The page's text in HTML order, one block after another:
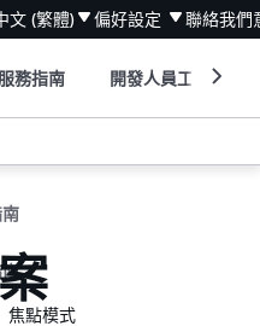
文 (繁體) 偏好設定 聯絡我們
服務指南 開發人員工具
南
焦點模式